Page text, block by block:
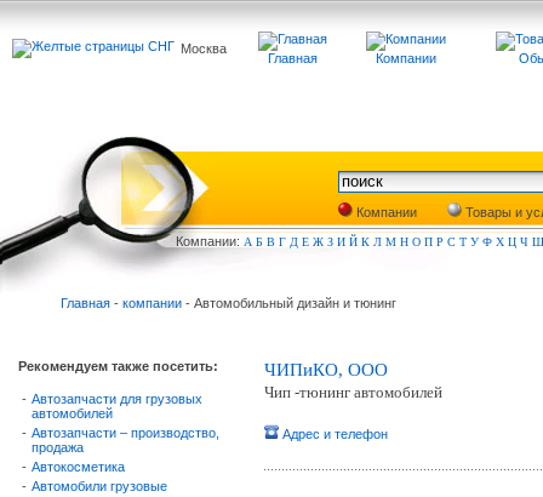
Москва
Главная Компании
Компании
Товары и
Компании: А Б В Г Д Е Ж З И Й К Л М Н О П Р С Т У Ф Х Ц Ч Ш
Главная - компании - Автомобильный дизайн и тюнинг
Рекомендуем также посетить:
- Автозапчасти для грузовых
автомобилей
- Автозапчасти – производство,
продажа
- Автокосметика
- Автомобили грузовые
ЧИПиКО, ООО
Чип -тюнинг автомобилей
Адрес и телефон